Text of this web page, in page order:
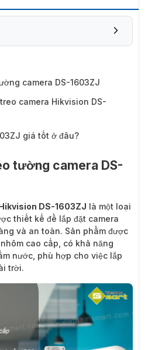
camera DS-1603ZJ
camera Hikvision DS-
giá tốt ở đâu?
tường camera DS-
DS-1603ZJ là một loại
thiết kế để lắp đặt camera
và an toàn. Sản phẩm được
cao cấp, có khả năng
nước, phù hợp cho việc lắp
trời.